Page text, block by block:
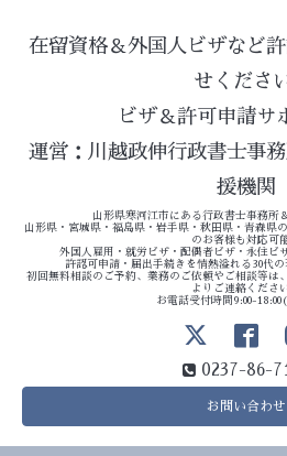
在留資格＆外国人ビザなど
せくださ
ビザ＆許可申請サ
運営：川越政伸行政書士事
援機関
山形県寒河江市にある行政書士事務所
山形県・宮城県・福島県・岩手県・秋田県・青森県
のお客様も対応可能
外国人雇用・就労ビザ・配偶者ビザ・永住ビ
許認可申請・届出手続きを情熱溢れる30代の
初回無料相談のご予約、業務のご依頼やご相談等は
よりご連絡ください
お電話受付時間9:00-
0237-86-
お問い合わせ